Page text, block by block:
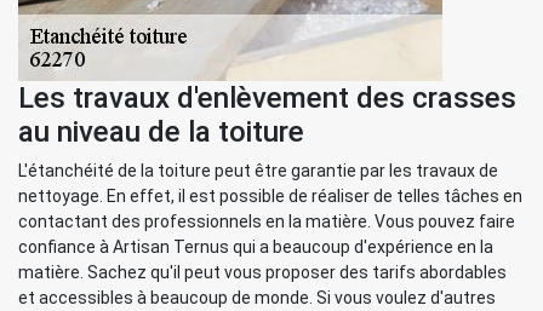
Les travaux d'enlèvement des crasses
au niveau de la toiture
L'étanchéité de la toiture peut être garantie par les travaux de
nettoyage. En effet, il est possible de réaliser de telles tâches en
contactant des professionnels en la matière. Vous pouvez faire
confiance à Artisan Ternus qui a beaucoup d'expérience en la
matière. Sachez qu'il peut vous proposer des tarifs abordables
et accessibles à beaucoup de monde. Si vous voulez d'autres